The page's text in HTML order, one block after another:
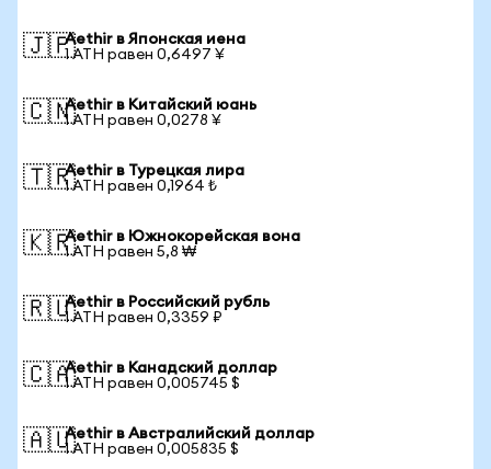
🇯🇵Aethir в Японская иена
1 ATH равен 0,6497 ¥
🇨🇳Aethir в Китайский юань
1 ATH равен 0,0278 ¥
🇹🇷Aethir в Турецкая лира
1 ATH равен 0,1964 ₺
🇰🇷Aethir в Южнокорейская вона
1 ATH равен 5,8 ₩
🇷🇺Aethir в Российский рубль
1 ATH равен 0,3359 ₽
🇨🇦Aethir в Канадский доллар
1 ATH равен 0,005745 $
🇦🇺Aethir в Австралийский доллар
1 ATH равен 0,005835 $